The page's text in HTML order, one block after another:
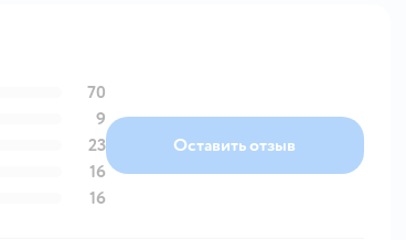
70
9
23
16
16
Оставить отзыв